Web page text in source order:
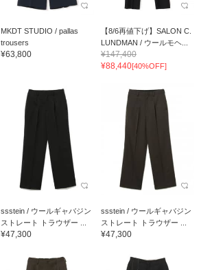
MKDT STUDIO / pallas
trousers
¥63,800
【8/6再値下げ】SALON C.
LUNDMAN / ウールモヘ...
¥147,400
¥88,440[40%OFF]
ssstein / ウールギャバジン
ストレート トラウザー ...
¥47,300
ssstein / ウールギャバジン
ストレート トラウザー ...
¥47,300